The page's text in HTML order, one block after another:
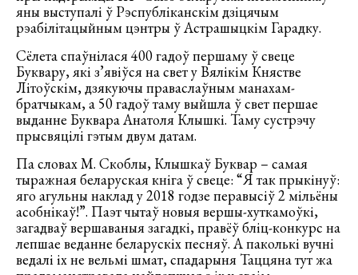
яны выступалі ў Рэспубліканскім дзіцячым
рэабілітацыйным цэнтры ў Астрашыцкім Гарадку.
Сёлета спаўнілася 400 гадоў першаму ў свеце
Буквару, які з’явіўся на свет у Вялікім Княстве
Літоўскім, дзякуючы праваслаўным манахам-
братчыкам, а 50 гадоў таму выйшла ў свет першае
выданне Буквара Анатоля Клышкі. Таму сустрэчу
прысвяцілі гэтым двум датам.
Па словах М. Скоблы, Клышкаў Буквар – самая
тыражная беларуская кніга ў свеце: “Я так прыкінуў:
яго агульны наклад у 2018 годзе перавысіў 2 мільёны
асобнікаў!”. Паэт чытаў новыя вершы-хуткамоўкі,
загадваў вершаваныя загадкі, правёў бліц-конкурс на
лепшае веданне беларускіх песняў. А паколькі вучні
ведалі іх не вельмі шмат, спадарыня Таццяна тут жа